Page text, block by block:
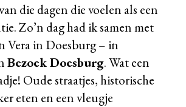
die dagen die voelen als een
Zo’n dag had ik samen met
Vera in Doesburg – in
Bezoek Doesburg. Wat een
Oude straatjes, historische
eten en een vleugje